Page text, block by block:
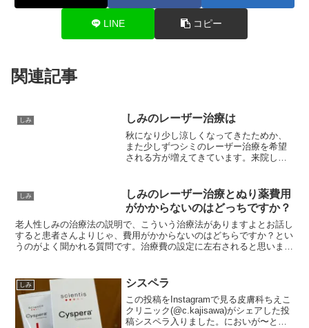
LINE コピー
関連記事
しみ しみのレーザー治療は
秋になり少し涼しくなってきたためか、
また少しずつシミのレーザー治療を希望
される方が増えてきています。来院して
たとしてレーザー治療の適応となるシミ
なのか診察しないと判断で...
しみ
しみのレーザー治療とぬり薬費用
がかからないのはどっちですか？
老人性しみの治療法の説明で、こういう治療法がありますよとお話し
すると患者さんよりじゃ、費用がかからないのはどちらですか？とい
うのがよく聞かれる質問です。治療費の設定に左右されると思います
しみ シスペラ
この投稿をInstagramで見る皮膚科ちえこ
クリニック(@c.kajisawa)がシェアした投
稿シスペラ入りました。においが〜とい